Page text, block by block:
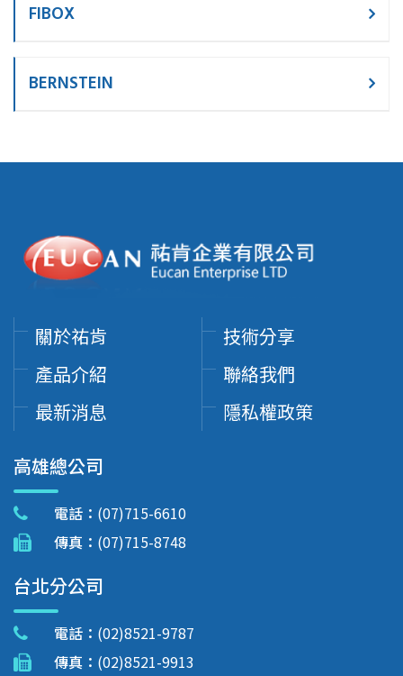
FIBOX
BERNSTEIN
關於祐肯
產品介紹
最新消息
技術分享
聯絡我們
隱私權政策
高雄總公司
電話： (07)715-6610
傳真： (07)715-8748
台北分公司
電話： (02)8521-9787
傳真： (02)8521-9913